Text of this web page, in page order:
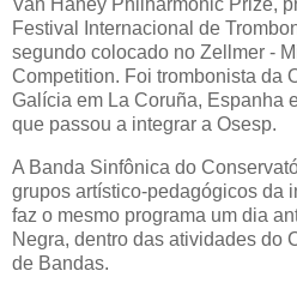
Festival Internacional de
segundo colocado no Zellmer -
Competition. Foi trombonista da
Galícia em La Coruña, Espanha
que passou a integrar a Osesp.
A Banda Sinfônica do
grupos artístico-pedagógicos da
faz o mesmo programa um dia
Negra, dentro das atividades do
de Bandas.